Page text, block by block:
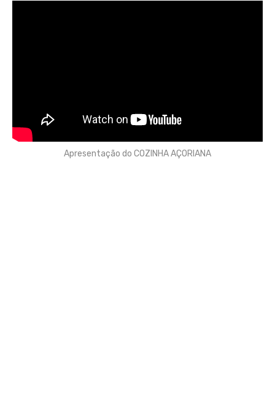
Apresentação do COZINHA AÇORIANA